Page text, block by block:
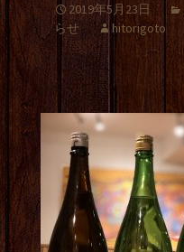
2019年5月23日
らせ
hitorigoto